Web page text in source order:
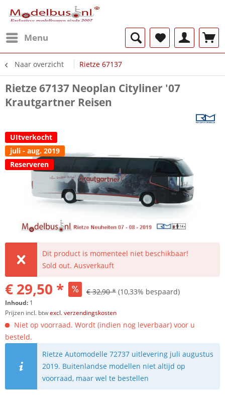
Menu
Naar overzicht Rietze 67137
Rietze 67137 Neoplan Cityliner '07
Krautgartner Reisen
UItverkocht
juli - aug. 2019
Reserveren
Dit product is momenteel niet beschikbaar!
Sold out. Ausverkauft
€ 29,50 * € 32,90 * (10,33% bespaard)
Inhoud: 1
Prijzen incl. btwexcl. verzendingskosten
Niet op voorraad. Wordt (indien nog leverbaar) voor u
besteld.
Rietze Automodelle 72737 uitlevering juli augustus
2019. Buitenlandse modellen niet altijd op
voorraad, maar wel te bestellen